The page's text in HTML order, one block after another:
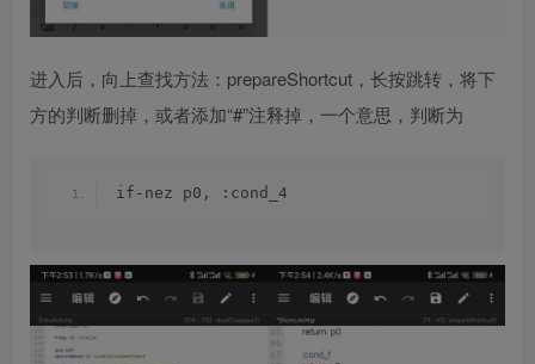
进入后，向上查找方法：prepareShortcut，长按跳转，将下
方的判断删掉，或者添加“#”注释掉，一个意思，判断为
if-nez p0, :cond_4